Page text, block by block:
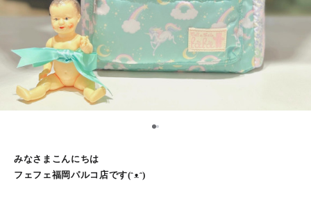
1
みなさまこんにちは
フェフェ福岡パルコ店です(ᵔᴥᵔ)